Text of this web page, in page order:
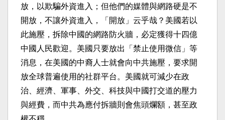
放，以欺騙外資進入；但他們的媒體與網路硬是不
開放，不讓外資進入，「開放」云乎哉？美國若以
此施壓，拆除中國的網路防火牆，必定獲得十四億
中國人民歡迎。美國只要放出「禁止使用微信」等
消息，在美國的中裔人士就會向中共施壓，要求開
放全球普遍使用的社群平台。美國就可減少在政
治、經濟、軍事、外交、科技與中國打交道的壓力
與經費，而中共為應付拆牆則會焦頭爛額，甚至政